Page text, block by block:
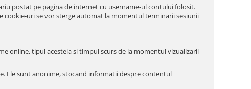
postat pe pagina de internet cu username-ul contului folosit.
cookie-uri se vor sterge automat la momentul terminarii sesiunii
online, tipul acesteia si timpul scurs de la momentul vizualizarii
Ele sunt anonime, stocand informatii despre contentul